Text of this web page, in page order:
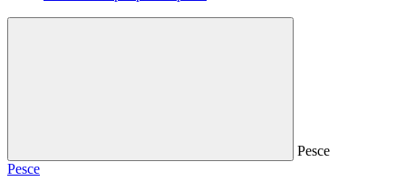
Pesce
Pesce